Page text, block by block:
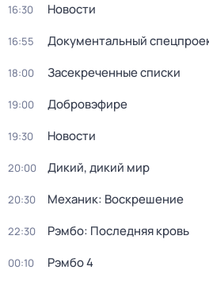
16:30 Новости
16:55 Документальный
18:00 Зaceкрeченные списки
19:00 Добровэфире
19:30 Новости
20:00 Дикий, дикий мир
20:30 Механик: Воскрешение
22:30 Рэмбо: Последняя кровь
00:10 Рэмбо 4